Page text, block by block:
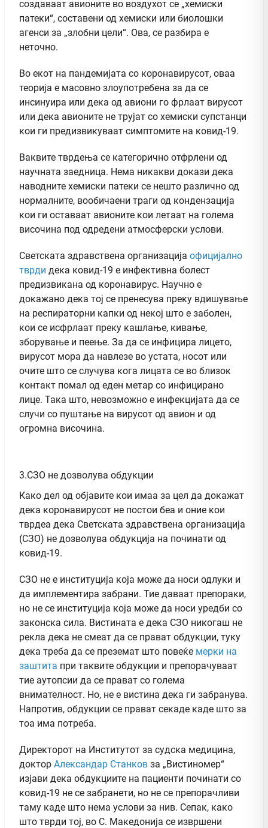
создаваат авионите во воздухот се „хемиски
патеки“, составени од хемиски или биолошки
агенси за „злобни цели“. Ова, се разбира е
неточно.
Во екот на пандемијата со коронавирусот, оваа
теорија е масовно злоупотребена за да се
инсинуира или дека од авиони го фрлаат вирусот
или дека авионите не трујат со хемиски супстанци
кои ги предизвикуваат симптомите на ковид-19.
Ваквите тврдења се категорично отфрлени од
научната заедница. Нема никакви докази дека
наводните хемиски патеки се нешто различно од
нормалните, вообичаени траги од кондензација
кои ги оставаат авионите кои летаат на голема
височина под одредени атмосферски услови.
Светската здравствена организација официјално
тврди дека ковид-19 е инфективна болест
предизвикана од коронавирус. Научно е
докажано дека тој се пренесува преку вдишување
на респираторни капки од некој што е заболен,
кои се исфрлаат преку кашлање, кивање,
зборување и пеење. За да се инфицира лицето,
вирусот мора да навлезе во устата, носот или
очите што се случува кога лицата се во близок
контакт помал од еден метар со инфицирано
лице. Така што, невозможно е инфекцијата да се
случи со пуштање на вирусот од авион и од
огромна височина.
3.СЗО не дозволува обдукции
Како дел од објавите кои имаа за цел да докажат
дека коронавирусот не постои беа и оние кои
тврдеа дека Светската здравствена организација
(СЗО) не дозволува обдукција на починати од
ковид-19.
СЗО не е институција која може да носи одлуки и
да имплементира забрани. Тие даваат препораки,
но не се институција која може да носи уредби со
законска сила. Вистината е дека СЗО никогаш не
рекла дека не смеат да се прават обдукции, туку
дека треба да се преземат што повеќе мерки на
заштита при таквите обдукции и препорачуваат
тие аутопсии да се прават со голема
внимателност. Но, не е вистина дека ги забранува.
Напротив, обдукции се прават секаде каде што за
тоа има потреба.
Директорот на Институтот за судска медицина,
доктор Александар Станков за „Вистиномер“
изјави дека обдукциите на пациенти починати со
ковид-19 не се забранети, но не се препорачливи
таму каде што нема услови за нив. Сепак, како
што тврди тој, во С. Македонија се извршени